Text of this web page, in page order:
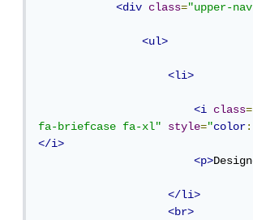
<div
class="upper-
<ul>
<li>
<i class
fa-briefcase fa-xl"
style="color:
</i>
<p>
</li>
<br>